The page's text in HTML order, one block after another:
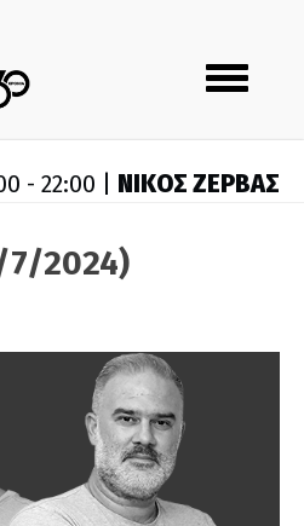
Toggle
navigation
- 22:00 | ΝΙΚΟΣ ΖΕΡΒΑΣ
2024)